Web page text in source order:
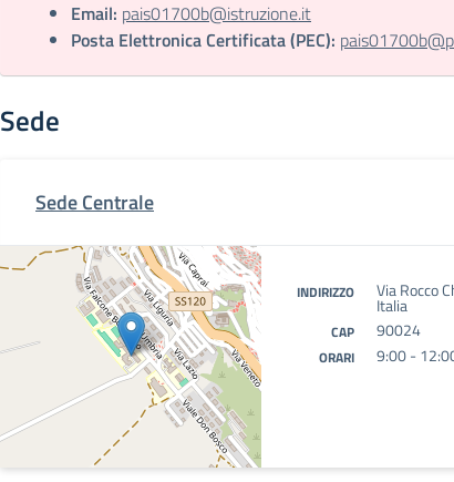
Email: pais01700b@istruzione.it
Posta Elettronica Certificata (PEC):
Sede
Sede Centrale
INDIRIZZO Via Rocco
Italia
CAP 90024
ORARI 9:00 -